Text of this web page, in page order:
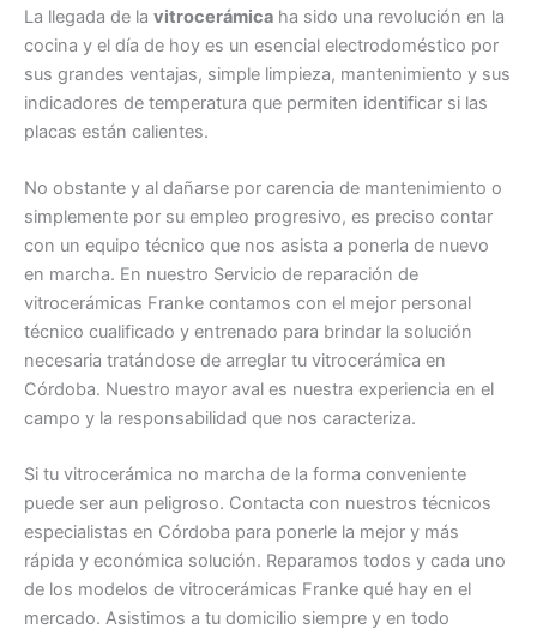
La llegada de la vitrocerámica ha sido una revolución en la
cocina y el día de hoy es un esencial electrodoméstico por
sus grandes ventajas, simple limpieza, mantenimiento y sus
indicadores de temperatura que permiten identificar si las
placas están calientes.
No obstante y al dañarse por carencia de mantenimiento o
simplemente por su empleo progresivo, es preciso contar
con un equipo técnico que nos asista a ponerla de nuevo
en marcha. En nuestro Servicio de reparación de
vitrocerámicas Franke contamos con el mejor personal
técnico cualificado y entrenado para brindar la solución
necesaria tratándose de arreglar tu vitrocerámica en
Córdoba. Nuestro mayor aval es nuestra experiencia en el
campo y la responsabilidad que nos caracteriza.
Si tu vitrocerámica no marcha de la forma conveniente
puede ser aun peligroso. Contacta con nuestros técnicos
especialistas en Córdoba para ponerle la mejor y más
rápida y económica solución. Reparamos todos y cada uno
de los modelos de vitrocerámicas Franke qué hay en el
mercado. Asistimos a tu domicilio siempre y en todo